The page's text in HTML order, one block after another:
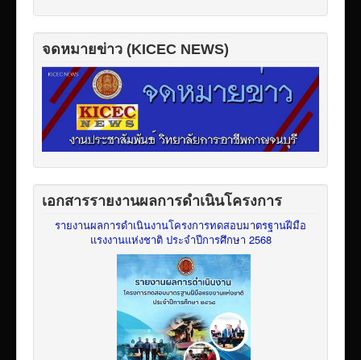
จดหมายข่าว (KICEC NEWS)
เอกสารรายงานผลการดำเนินโครงการ
รายงานผลการดำเนินงานโครงการทดสอบมาตรฐานฝีมือ
แรงงานแห่งชาติ ประจำปีการศึกษา 2568